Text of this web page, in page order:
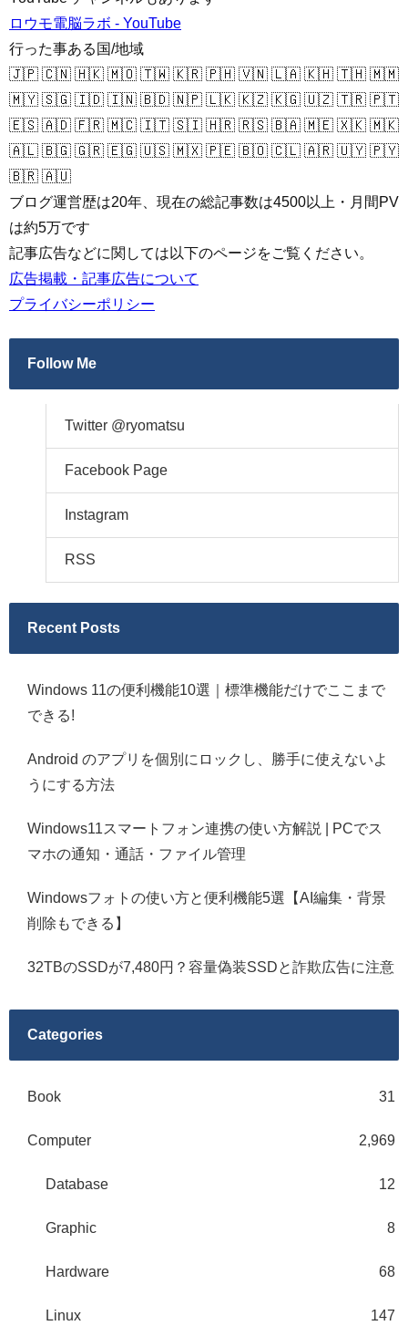
ロウモ電脳ラボ - YouTube
行った事ある国/地域
🇯🇵 🇨🇳 🇭🇰 🇲🇴 🇹🇼 🇰🇷 🇵🇭 🇻🇳 🇱🇦 🇰🇭 🇹🇭 🇲🇲
🇲🇾 🇸🇬 🇮🇩 🇮🇳 🇧🇩 🇳🇵 🇱🇰 🇰🇿 🇰🇬 🇺🇿 🇹🇷 🇵🇹
🇪🇸 🇦🇩 🇫🇷 🇲🇨 🇮🇹 🇸🇮 🇭🇷 🇷🇸 🇧🇦 🇲🇪 🇽🇰 🇲🇰
🇦🇱 🇧🇬 🇬🇷 🇪🇬 🇺🇸 🇲🇽 🇵🇪 🇧🇴 🇨🇱 🇦🇷 🇺🇾 🇵🇾
🇧🇷 🇦🇺
ブログ運営歴は20年、現在の総記事数は4500以上・月間PV
は約5万です
記事広告などに関しては以下のページをご覧ください。
広告掲載・記事広告について
プライバシーポリシー
Follow Me
Twitter @ryomatsu
Facebook Page
Instagram
RSS
Recent Posts
Windows 11の便利機能10選｜標準機能だけでここまで
できる!
Android のアプリを個別にロックし、勝手に使えないよ
うにする方法
Windows11スマートフォン連携の使い方解説 | PCでス
マホの通知・通話・ファイル管理
Windowsフォトの使い方と便利機能5選【AI編集・背景
削除もできる】
32TBのSSDが7,480円？容量偽装SSDと詐欺広告に注意
Categories
Book 31
Computer 2,969
Database 12
Graphic 8
Hardware 68
Linux 147